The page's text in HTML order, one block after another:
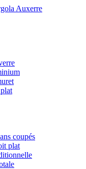
coupés
plat